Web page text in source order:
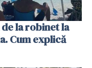
la robinet la
Cum explică